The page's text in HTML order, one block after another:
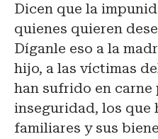
Dicen que la
quienes quieren
Díganle eso a la
hijo, a las víctimas
han sufrido en carne
inseguridad, los que
familiares y sus